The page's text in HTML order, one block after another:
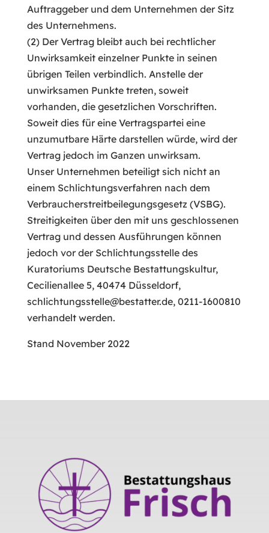
Auftraggeber und dem Unternehmen der Sitz
des Unternehmens.
(2) Der Vertrag bleibt auch bei rechtlicher
Unwirksamkeit einzelner Punkte in seinen
übrigen Teilen verbindlich. Anstelle der
unwirksamen Punkte treten, soweit
vorhanden, die gesetzlichen Vorschriften.
Soweit dies für eine Vertragspartei eine
unzumutbare Härte darstellen würde, wird der
Vertrag jedoch im Ganzen unwirksam.
Unser Unternehmen beteiligt sich nicht an
einem Schlichtungsverfahren nach dem
Verbraucherstreitbeilegungsgesetz (VSBG).
Streitigkeiten über den mit uns geschlossenen
Vertrag und dessen Ausführungen können
jedoch vor der Schlichtungsstelle des
Kuratoriums Deutsche Bestattungskultur,
Cecilienallee 5, 40474 Düsseldorf,
schlichtungsstelle@bestatter.de, 0211-1600810
verhandelt werden.
Stand November 2022